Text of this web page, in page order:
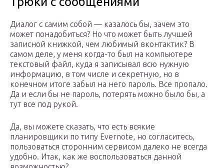
Диалог с самим собой — казалось бы, зачем это
может понадобиться? Но что может быть лучшей
записной книжкой, чем любимый вконтактик? В
самом деле, у меня когда-то был на компьютере
текстовый файл, куда я записывал всю нужную
информацию, в том числе и секретную, но в
конечном итоге забыл на него пароль. Все пропало.
Да и если бы не пароль, потерять можно было бы, а
тут все под рукой.
Да, вы можете сказать, что есть всякие
планировщики по типу Evernote, но согласитесь,
пользоваться сторонним сервисом далеко не всегда
удобно. Итак, как же воспользоваться данной